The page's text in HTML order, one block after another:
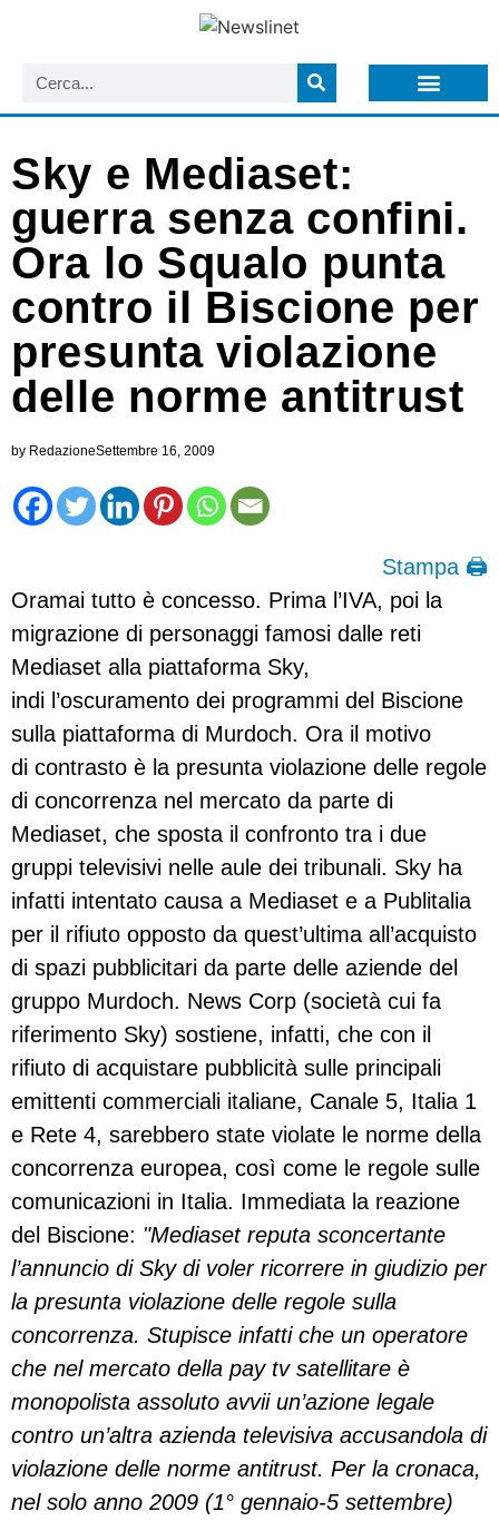
Sky e Mediaset:
guerra senza confini.
Ora lo Squalo punta
contro il Biscione per
presunta violazione
delle norme antitrust
by RedazioneSettembre 16, 2009
Stampa 🖨
Oramai tutto è concesso. Prima l’IVA, poi la
migrazione di personaggi famosi dalle reti
Mediaset alla piattaforma Sky,
indi l’oscuramento dei programmi del Biscione
sulla piattaforma di Murdoch. Ora il motivo
di contrasto è la presunta violazione delle regole
di concorrenza nel mercato da parte di
Mediaset, che sposta il confronto tra i due
gruppi televisivi nelle aule dei tribunali. Sky ha
infatti intentato causa a Mediaset e a Publitalia
per il rifiuto opposto da quest’ultima all’acquisto
di spazi pubblicitari da parte delle aziende del
gruppo Murdoch. News Corp (società cui fa
riferimento Sky) sostiene, infatti, che con il
rifiuto di acquistare pubblicità sulle principali
emittenti commerciali italiane, Canale 5, Italia 1
e Rete 4, sarebbero state violate le norme della
concorrenza europea, così come le regole sulle
comunicazioni in Italia. Immediata la reazione
del Biscione: "Mediaset reputa sconcertante
l’annuncio di Sky di voler ricorrere in giudizio per
la presunta violazione delle regole sulla
concorrenza. Stupisce infatti che un operatore
che nel mercato della pay tv satellitare è
monopolista assoluto avvii un’azione legale
contro un’altra azienda televisiva accusandola di
violazione delle norme antitrust. Per la cronaca,
nel solo anno 2009 (1° gennaio-5 settembre)